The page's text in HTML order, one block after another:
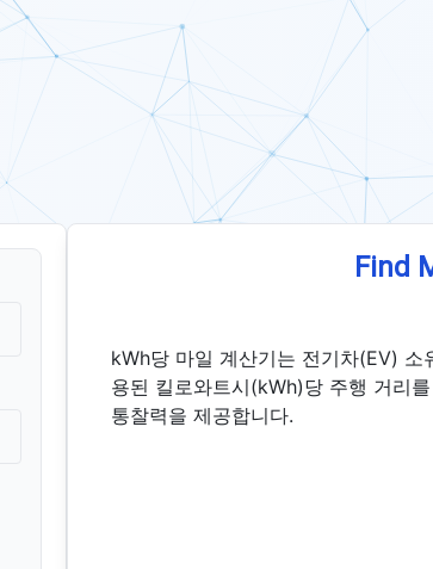
Find
kWh당 마일 계산기는 전기차(EV)
용된 킬로와트시(kWh)당 주행 거리
통찰력을 제공합니다.